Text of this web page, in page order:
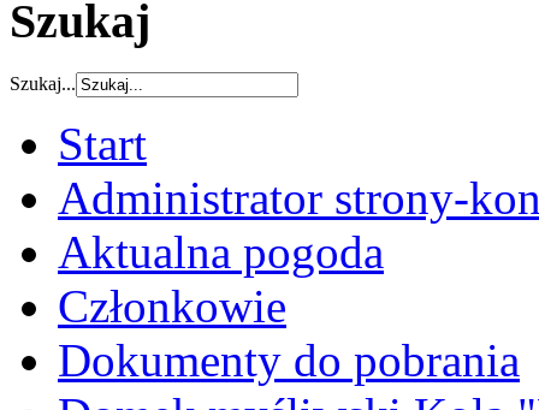
Szukaj
Szukaj...
Start
Administrator strony-
Aktualna pogoda
Członkowie
Dokumenty do pobrania